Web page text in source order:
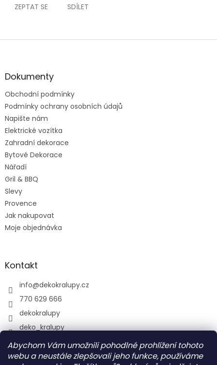
Abychom Vám umožnili pohodlné prohlížení tohoto
webu a neustále zlepšovali jeho funkce, používáme
ZEPTAT SE SDÍLET
Z
aDokumenty
Obchodní podmínky
Podmínky ochrany osobních údajů
Napište nám
Elektrické vozítka
Zahradní dekorace
Bytové Dekorace
Nářadí
Gril & BBQ
Slevy
Provence
Jak nakupovat
Moje objednávka
Kontakt
info@dekokralupy.cz
770 629 666
dekokralupy
deko_kralupy
Vyhledávání